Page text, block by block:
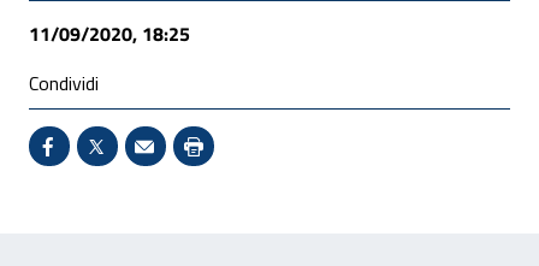
11/09/2020, 18:25
Condividi
Condividi su Facebook - Sito esterno - Apertura in
X - Sito esterno - Apertura in nuova finestra
Invio Mail: apre il programma di posta
Stampa pagina: scelta meno